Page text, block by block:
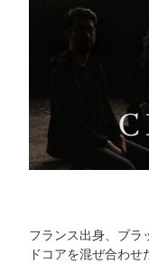
フランス出身、ブラ
ドコアを混ぜ合わせ